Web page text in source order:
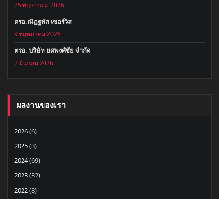
25 พฤษภาคม 2026
ตรอ.ณัฎฐพัส เซอร์วิส
9 พฤษภาคม 2026
ตรอ. บริษัท ยศพงศ์ชัย จำกัด
2 มีนาคม 2026
ผลงานของเรา
2026(6)
2025(3)
2024(69)
2023(32)
2022(8)